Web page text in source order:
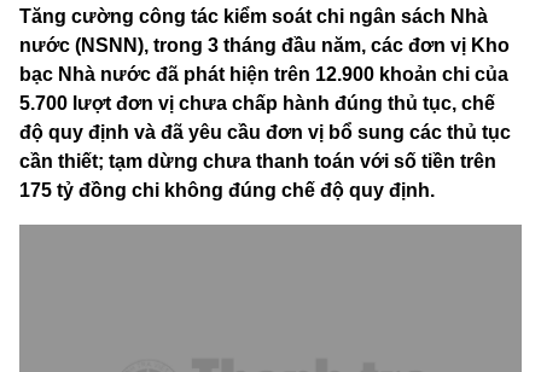
Tăng cường công tác kiểm soát chi ngân sách Nhà
nước (NSNN), trong 3 tháng đầu năm, các đơn vị Kho
bạc Nhà nước đã phát hiện trên 12.900 khoản chi của
5.700 lượt đơn vị chưa chấp hành đúng thủ tục, chế
độ quy định và đã yêu cầu đơn vị bổ sung các thủ tục
cần thiết; tạm dừng chưa thanh toán với số tiền trên
175 tỷ đồng chi không đúng chế độ quy định.